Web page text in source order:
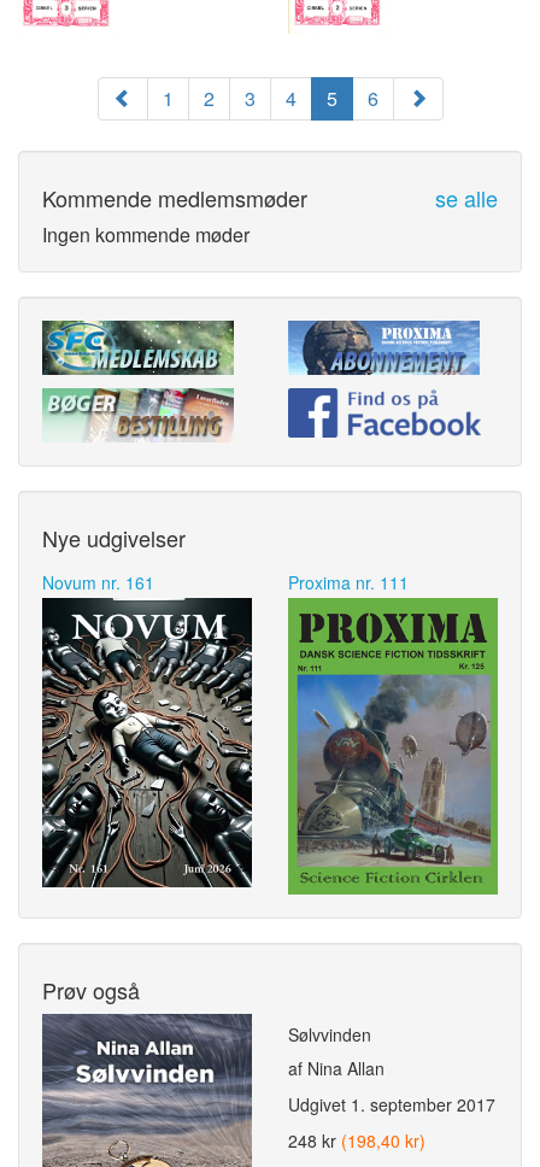
1 2 3 4 5 6
Kommende medlemsmøder se alle
Ingen kommende møder
Nye udgivelser
Novum nr. 161 Proxima nr. 111
Prøv også
Sølvvinden
af Nina Allan
Udgivet 1. september 2017
248 kr (198,40 kr)